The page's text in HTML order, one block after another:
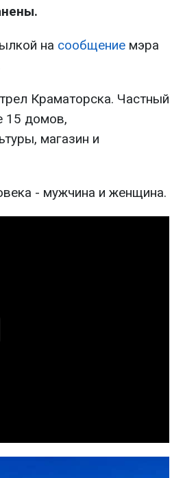
на сообщение мэра
Краматорска. Частный
15 домов,
магазин и
- мужчина и женщина.